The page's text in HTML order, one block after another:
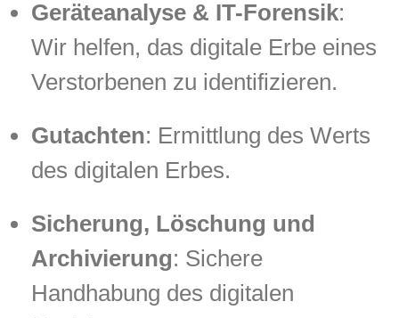
Geräteanalyse & IT-Forensik:
Wir helfen, das digitale Erbe eines
Verstorbenen zu identifizieren.
Gutachten: Ermittlung des Werts
des digitalen Erbes.
Sicherung, Löschung und
Archivierung: Sichere
Handhabung des digitalen